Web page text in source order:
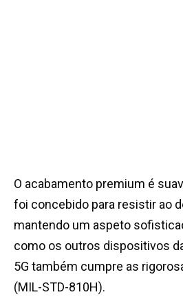
O acabamento premium é
foi concebido para resistir ao
mantendo um aspeto
como os outros dispositivos
5G também cumpre as
(MIL-STD-810H).